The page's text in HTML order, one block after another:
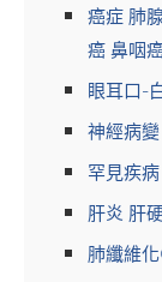
癌症 肺
癌 鼻咽
眼耳口-
神經病
罕見疾
肝炎 肝
肺纖維